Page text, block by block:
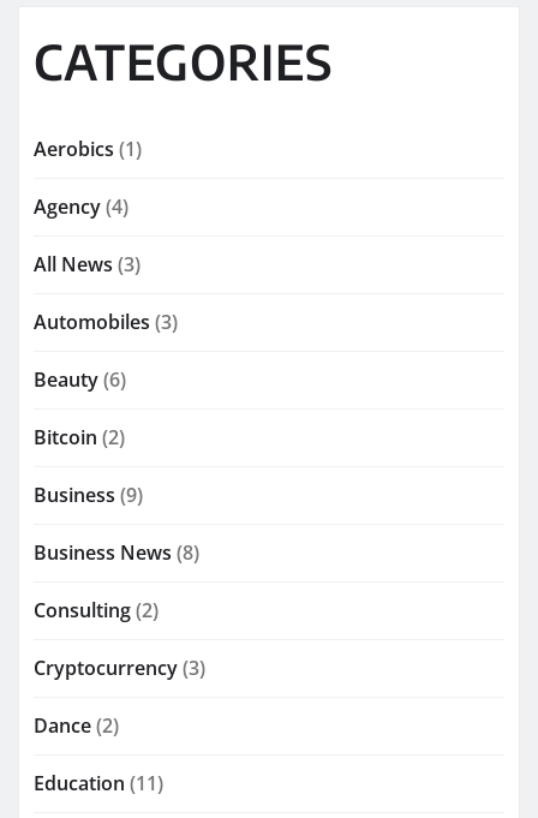
CATEGORIES
Aerobics (1)
Agency(4)
All News (3)
Automobiles (3)
Beauty(6)
Bitcoin (2)
Business (9)
Business News (8)
Consulting(2)
Cryptocurrency(3)
Dance(2)
Education (11)